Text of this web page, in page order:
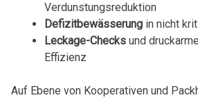
Verdunstungsreduktion
Defizitbewässerungin nicht
Leckage-Checksund
Effizienz
Auf Ebene von Kooperativen und